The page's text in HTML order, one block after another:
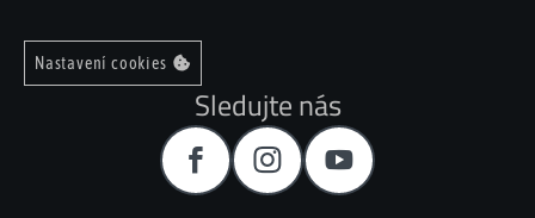
Nastavení cookies
Sledujte nás